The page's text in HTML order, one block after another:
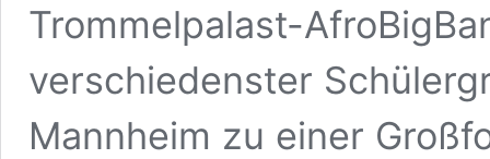
Trommelpalast-
verschiedenster
Mannheim zu einer